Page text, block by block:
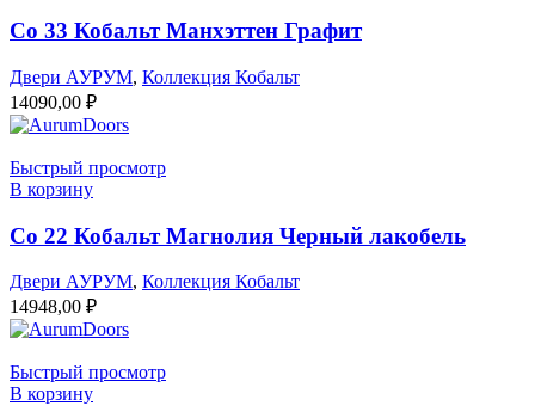
Co 33 Кобальт Манхэттен Графит
Двери АУРУМ, Коллекция Кобальт
14090,00 ₽
Быстрый просмотр
В корзину
Co 22 Кобальт Магнолия Черный лакобель
Двери АУРУМ, Коллекция Кобальт
14948,00 ₽
Быстрый просмотр
В корзину